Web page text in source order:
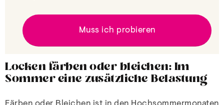
Muss ich probieren
Locken färben oder bleichen: Im
Sommer eine zusätzliche Belastung